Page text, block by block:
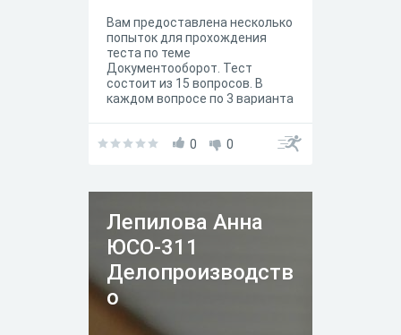
Вам предоставлена несколько
попыток для прохождения
теста по теме
Документооборот. Тест
состоит из 15 вопросов. В
каждом вопросе по 3 варианта
читайте вопрос, затем
0 0
Лепилова Анна
ЮСО-311
Делопроизводств
о